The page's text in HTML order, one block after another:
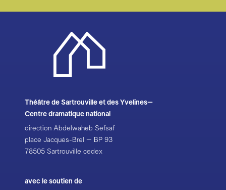
Théâtre de Sartrouville et des Yvelines–
Centre dramatique national
direction Abdelwaheb Sefsaf
place Jacques-Brel – BP 93
78505 Sartrouville cedex
avec le soutien de